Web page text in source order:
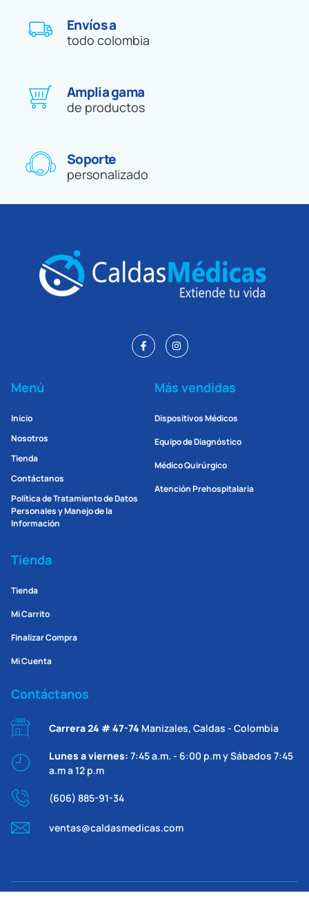
Envíos a
todo colombia
Amplia gama
de productos
Soporte
personalizado
Menú
Inicio
Nosotros
Tienda
Contáctanos
Política de Tratamiento de Datos
Personales y Manejo de la
Información
Más vendidas
Dispositivos Médicos
Equipo de Diagnóstico
Médico Quirúrgico
Atención Prehospitalaria
Tienda
Tienda
Mi Carrito
Finalizar Compra
Mi Cuenta
Contáctanos
Carrera 24 # 47-74 Manizales, Caldas - Colombia
Lunes a viernes: 7:45 a.m. - 6:00 p.m y Sábados 7:45
a.m a 12 p.m
(606) 885-91-34
ventas@caldasmedicas.com